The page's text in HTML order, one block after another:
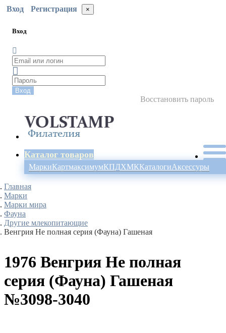
Вход Регистрация ×
Вход
Вход
Восстановить пароль
Каталог товаров
МаркиКартмаксимумКПДХМККаталогиАксессуры
Главная
Марки
Марки мира
Фауна
Другие млекопитающие
Венгрия Не полная серия (Фауна) Гашеная
1976 Венгрия Не полная
серия (Фауна) Гашеная
№3098-3040